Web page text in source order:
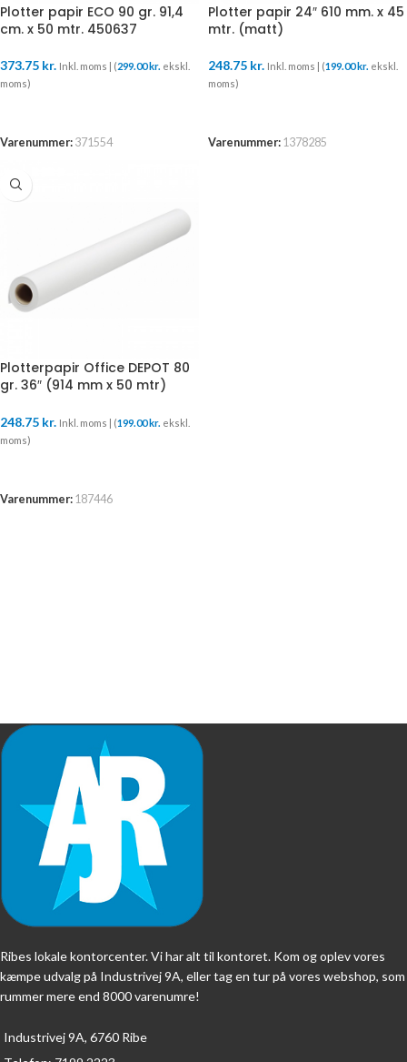
Plotter papir ECO 90 gr. 91,4
cm. x 50 mtr. 450637
373.75 kr. Inkl. moms | (299.00 kr. ekskl.
moms)
Varenummer: 371554
Plotter papir 24″ 610 mm. x 45
mtr. (matt)
248.75 kr. Inkl. moms | (199.00 kr. ekskl.
moms)
Varenummer: 1378285
Plotterpapir Office DEPOT 80
gr. 36″ (914 mm x 50 mtr)
248.75 kr. Inkl. moms | (199.00kr. ekskl.
moms)
Varenummer: 187446
Ribes lokale kontorcenter. Vi har alt til kontoret. Kom og oplev vores
kæmpe udvalg på Industrivej 9A, eller tag en tur på vores webshop, som
rummer mere end 8000 varenumre!
Industrivej 9A, 6760 Ribe